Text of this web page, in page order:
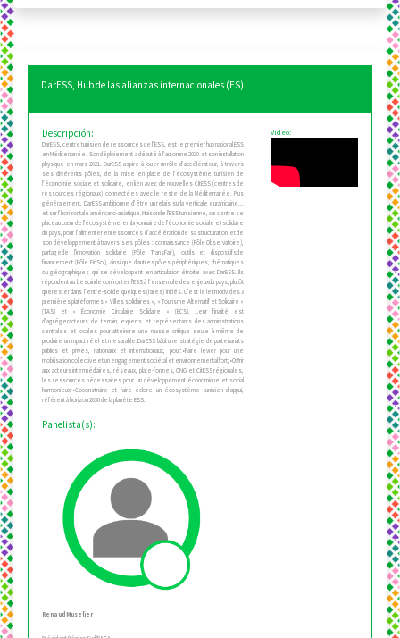
DarESS, Hub de las alianzas internacionales (ES)
Descripción:
DarESS, centre tunisien de ressources de l’ESS, est le premier hub national ESS
en Méditerranée. Son déploiement a débuté à l’automne 2020 et son installation
physique en mars 2021. DarESS aspire à jouer un rôle d’accélérateur, à travers
ses différents pôles, de la mise en place de l’écosystème tunisien de
l’économie sociale et solidaire, en lien avec de nouvelles CitESS (centres de
ressources régionaux) connectées avec le reste de la Méditerranée. Plus
généralement, DarESS ambitionne d’être un relais surla verticale eurafricaine...
et sur l’horizontale américano-asiatique.Maisonde l'ESS tunisienne, ce centre se
placeau cœur de l'écosystème embryonnaire de l'économie sociale et solidaire
du pays, pour l’alimenter enressources d’accélération de sa structuration et de
son développement à travers ses pôles : connaissance (Pôle Observatoire),
partagede l'innovation solidaire (Pôle TransFair), outils et dispositifsde
financement (Pôle FinSol), ainsi que d'autres pôles périphériques, thématiques
ou géographiques qui se développent en articulation étroite avec DarESS. Ils
répondent au besoinde confronter l'ESS à l’ensemble des enjeuxdu pays, plutôt
querester dans l’entre-soi de quelques (rares) initiés. C'est le leitmotiv des 3
premières plateformes « Villes solidaires », « Tourisme Alternatif et Solidaire »
(TAS) et « Économie Circulaire Solidaire » (ECS). Leur finalité est
d’agrégeracteurs de terrain, experts et représentants des administrations
centrales et locales pour atteindre une masse critique seule à même de
produire un impact réel et mesurable.DarESS bâtit une stratégie de partenariats
publics et privés, nationaux et internationaux, pour:•Faire levier pour une
mobilisation collective et un engagement sociétal et environnemental fort;•Offrir
aux acteurs intermédiaires, réseaux, plate-formes, ONG et CitESS régionales,
les ressources nécessaires pour un développement économique et social
harmonieux;•Coconstruire et faire éclore un écosystème tunisien d’appui,
référent à horizon 2030 de la planète ESS.
Panelista(s):
Renaud Muselier
Video: